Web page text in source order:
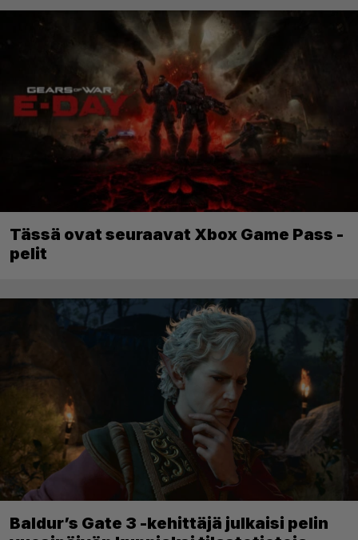
Tässä ovat seuraavat Xbox Game Pass -
pelit
Baldur’s Gate 3 -kehittäjä julkaisi pelin